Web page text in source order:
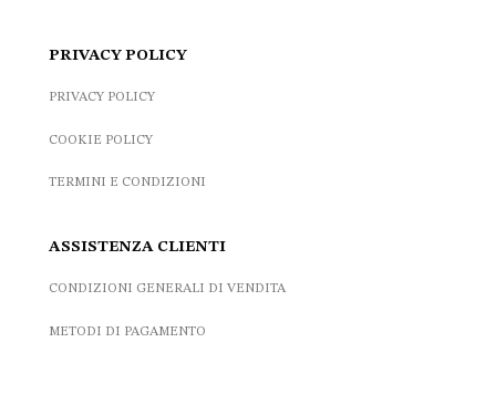
PRIVACY POLICY
PRIVACY POLICY
COOKIE POLICY
TERMINI E CONDIZIONI
ASSISTENZA CLIENTI
CONDIZIONI GENERALI DI VENDITA
METODI DI PAGAMENTO